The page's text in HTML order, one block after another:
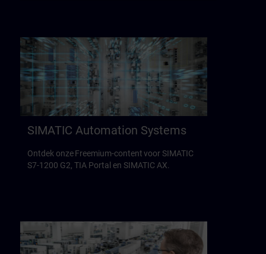
SIMATIC Automation Systems
Ontdek onze Freemium-content voor SIMATIC
S7-1200 G2, TIA Portal en SIMATIC AX.